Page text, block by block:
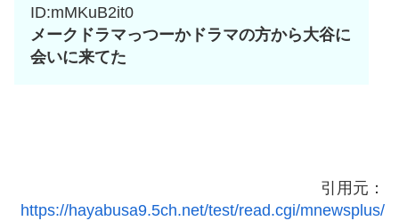
ID:mMKuB2it0
メークドラマっつーかドラマの方から大谷に
会いに来てた
引用元：
https://hayabusa9.5ch.net/test/read.cgi/mnewsplus/